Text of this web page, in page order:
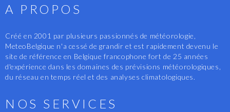
A PROPOS
Créé en 2001 par plusieurs passionnés de météorologie,
MeteoBelgique n'a cessé de grandir et est rapidement devenu le
site de référence en Belgique francophone fort de 25 années
d'expérience dans les domaines des prévisions météorologiques,
du réseau en temps réel et des analyses climatologiques.
NOS SERVICES